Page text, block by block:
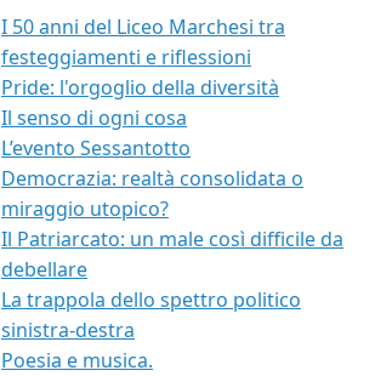
I 50 anni del Liceo Marchesi tra
festeggiamenti e riflessioni
Pride: l'orgoglio della diversità
Il senso di ogni cosa
L’evento Sessantotto
Democrazia: realtà consolidata o
miraggio utopico?
Il Patriarcato: un male così difficile da
debellare
La trappola dello spettro politico
sinistra-destra
Poesia e musica.